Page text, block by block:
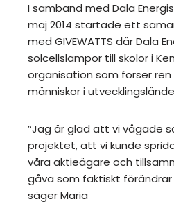
I samband med Dala
maj 2014 startade ett
med GIVEWATTS där Dala
solcellslampor till skolor i
organisation som förser
människor i
”Jag är glad att vi vågade
projektet, att vi kunde
våra aktieägare och
gåva som faktiskt
säger Maria